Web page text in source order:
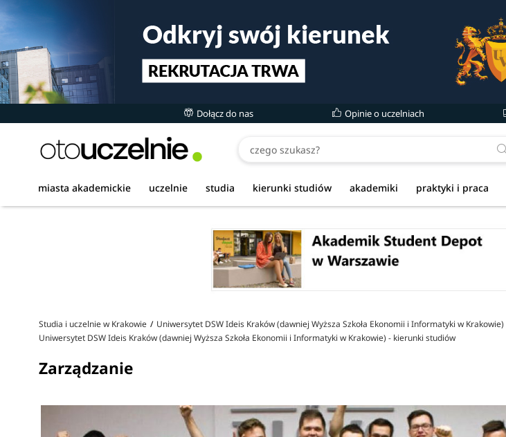
Dołącz do nas Opinie o uczelniach
miasta akademickie uczelnie studia kierunki studiów akademiki praktyki i praca
Studia i uczelnie w Krakowie
Uniwersytet DSW Ideis Kraków (dawniej Wyższa Szkoła Ekonomii i Informatyki w Krakowie)
Uniwersytet DSW Ideis Kraków (dawniej Wyższa Szkoła Ekonomii i Informatyki w Krakowie) - kierunki studiów
Zarządzanie